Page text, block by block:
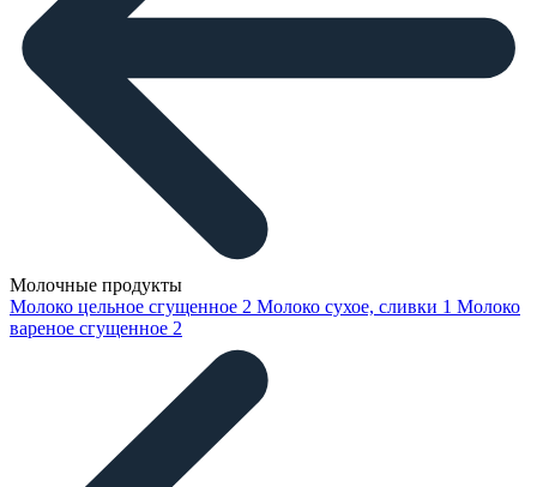
Молочные продукты
Молоко цельное сгущенное 2 Молоко сухое, сливки 1 Молоко
вареное сгущенное 2